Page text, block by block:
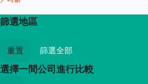
篩選地區
重置 篩選全部
選擇一間公司進行比較